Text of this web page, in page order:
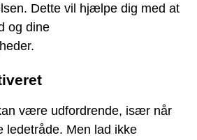
Dette vil hjælpe dig med at
og dine
være udfordrende, især når
Men lad ikke